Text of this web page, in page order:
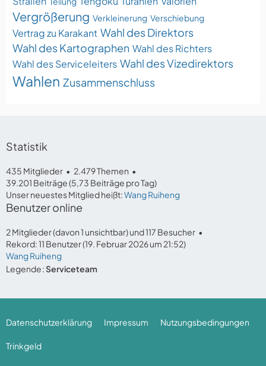
Vergrößerung Verkleinerung Verschiebung
Vertrag zu Karakant Wahl des Direktors
Wahl des Kartographen Wahl des Richters
Wahl des Serviceleiters Wahl des Vizedirektors
Wahlen Zusammenschluss
Statistik
435 Mitglieder
2.479 Themen
39.201 Beiträge (5,73 Beiträge pro Tag)
Unser neuestes Mitglied heißt:Wang Ruiheng
Benutzer online
2 Mitglieder (davon 1 unsichtbar) und 117 Besucher
Rekord: 11 Benutzer (19. Februar 2026 um 21:52)
Wang Ruiheng
Legende Serviceteam
Datenschutzerklärung Impressum Nutzungsbedingungen
Trinkgeld